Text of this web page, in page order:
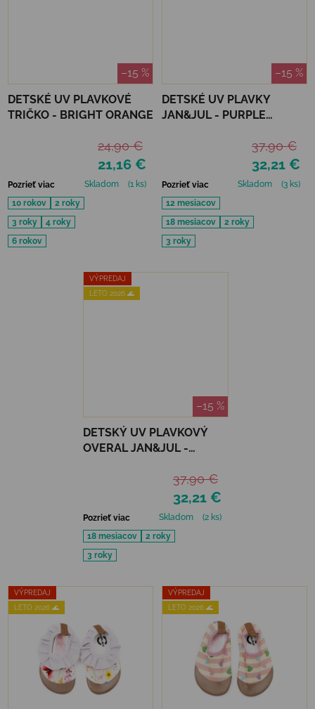
–15 %
DETSKÉ UV PLAVKOVÉ
TRIČKO - BRIGHT ORANGE
21,16 €
24,90 €
Pozrieť viac Skladom
(1 ks)
10 rokov
2 roky
3 roky
4 roky
6 rokov
–15 %
DETSKÉ UV PLAVKY
JAN&JUL - PURPLE
32,21 €
37,90 €
Pozrieť viac Skladom
(3 ks)
12 mesiacov
18 mesiacov
2 roky
3 roky
VÝPREDAJ
LETO 2026 🌊
–15 %
DETSKÝ UV PLAVKOVÝ
OVERAL JAN&JUL -
32,21 €
37,90 €
Pozrieť viac Skladom
(2 ks)
18 mesiacov
2 roky
3 roky
VÝPREDAJ
LETO 2026 🌊
VÝPREDAJ
LETO 2026 🌊